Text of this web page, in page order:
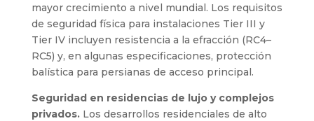
mayor crecimiento a nivel mundial. Los requisitos
de seguridad física para instalaciones Tier III y
Tier IV incluyen resistencia a la efracción (RC4–
RC5) y, en algunas especificaciones, protección
balística para persianas de acceso principal.
Seguridad en residencias de lujo y complejos
privados.Los desarrollos residenciales de alto